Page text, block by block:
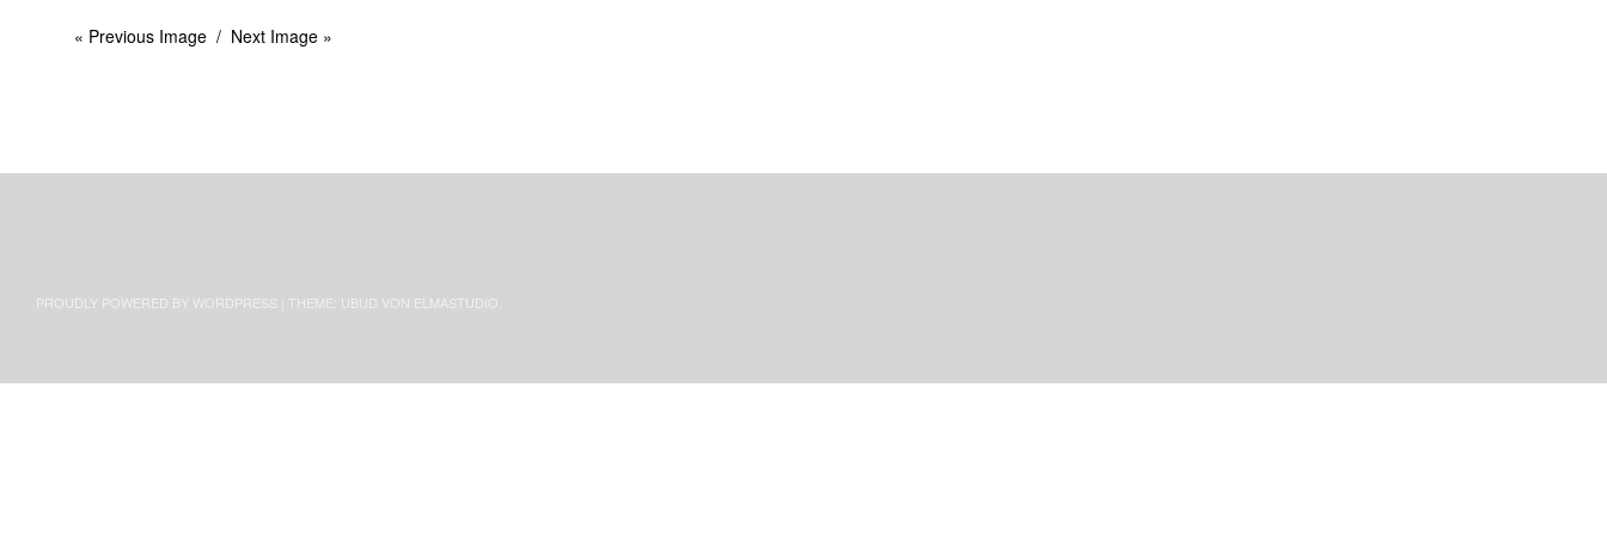
« Previous Image Next Image »
PROUDLY POWERED BY WORDPRESS THEME: UBUD VON ELMASTUDIO